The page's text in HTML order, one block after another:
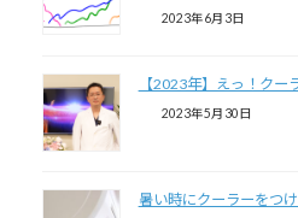
2023年6月3日
【2023年】えっ！クー
2023年5月30日
暑い時にクーラーをつ